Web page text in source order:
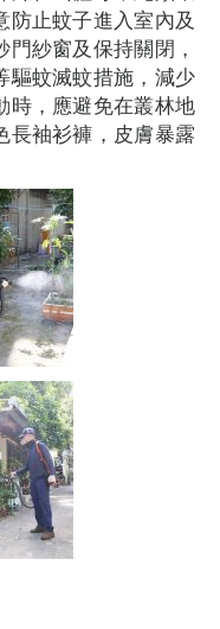
防止蚊子進入室內及
紗窗及保持關閉，
驅蚊滅蚊措施，減少
時，應避免在叢林地
長袖衫褲，皮膚暴露